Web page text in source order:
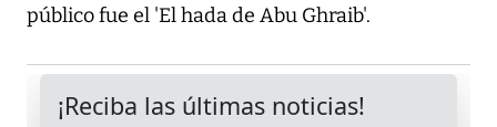
público fue el 'El hada de Abu Ghraib'.